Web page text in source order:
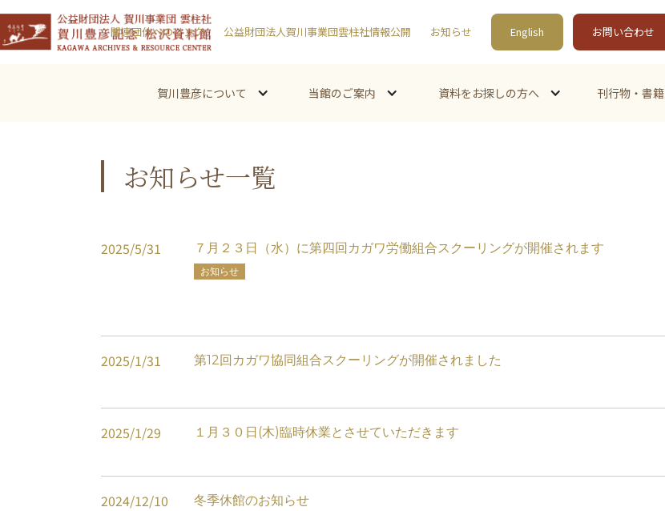
関連団体へのリンク 公益財団法人賀川事業団雲柱社情報公開 お知らせ English お問い合わせ
賀川豊彦について 当館のご案内 資料をお探しの方へ 刊行物・書籍
お知らせ一覧
2025/5/31 ７月２３日（水）に第四回カガワ労働組合スクーリングが開催されます
お知らせ
2025/1/31 第12回カガワ協同組合スクーリングが開催されました
2025/1/29 １月３０日(木)臨時休業とさせていただきます
2024/12/10 冬季休館のお知らせ